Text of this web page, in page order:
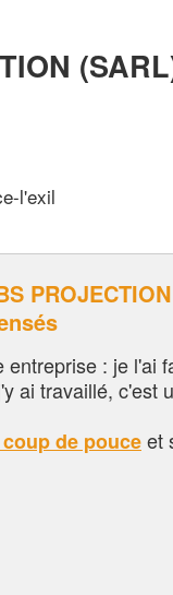
l'exil
entreprise : je l'ai
ai travaillé, c'est
de pouceet